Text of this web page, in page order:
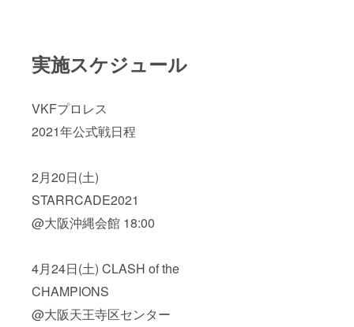
実施スケジュール
VKFプロレス
2021年公式戦日程
2月20日(土)
STARRCADE2021
@大阪沖縄会館 18:00
4月24日(土) CLASH of the
CHAMPIONS
@大阪天王寺区センター